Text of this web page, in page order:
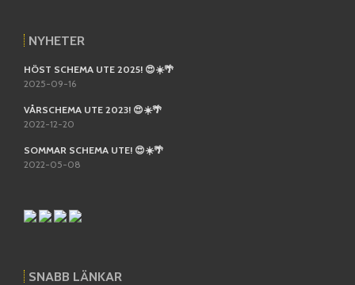
NYHETER
HÖST SCHEMA UTE 2025! 😍☀️🌴
2025-09-16
VÅRSCHEMA UTE 2023! 😍☀️🌴
2022-12-20
SOMMAR SCHEMA UTE! 😍☀️🌴
2022-05-08
SNABB LÄNKAR